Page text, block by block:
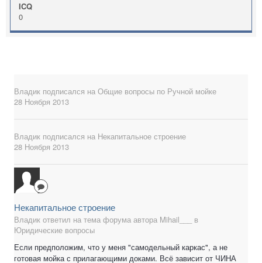
ICQ
0
Владик подписался на Общие вопросы по Ручной мойке
28 Ноября 2013
Владик подписался на Некапитальное строение
28 Ноября 2013
Некапитальное строение
Владик ответил на тема форума автора Mihail___ в
Юридические вопросы
Если предположим, что у меня "самодельный каркас", а не
готовая мойка с прилагающими доками. Всё зависит от ЧИНА